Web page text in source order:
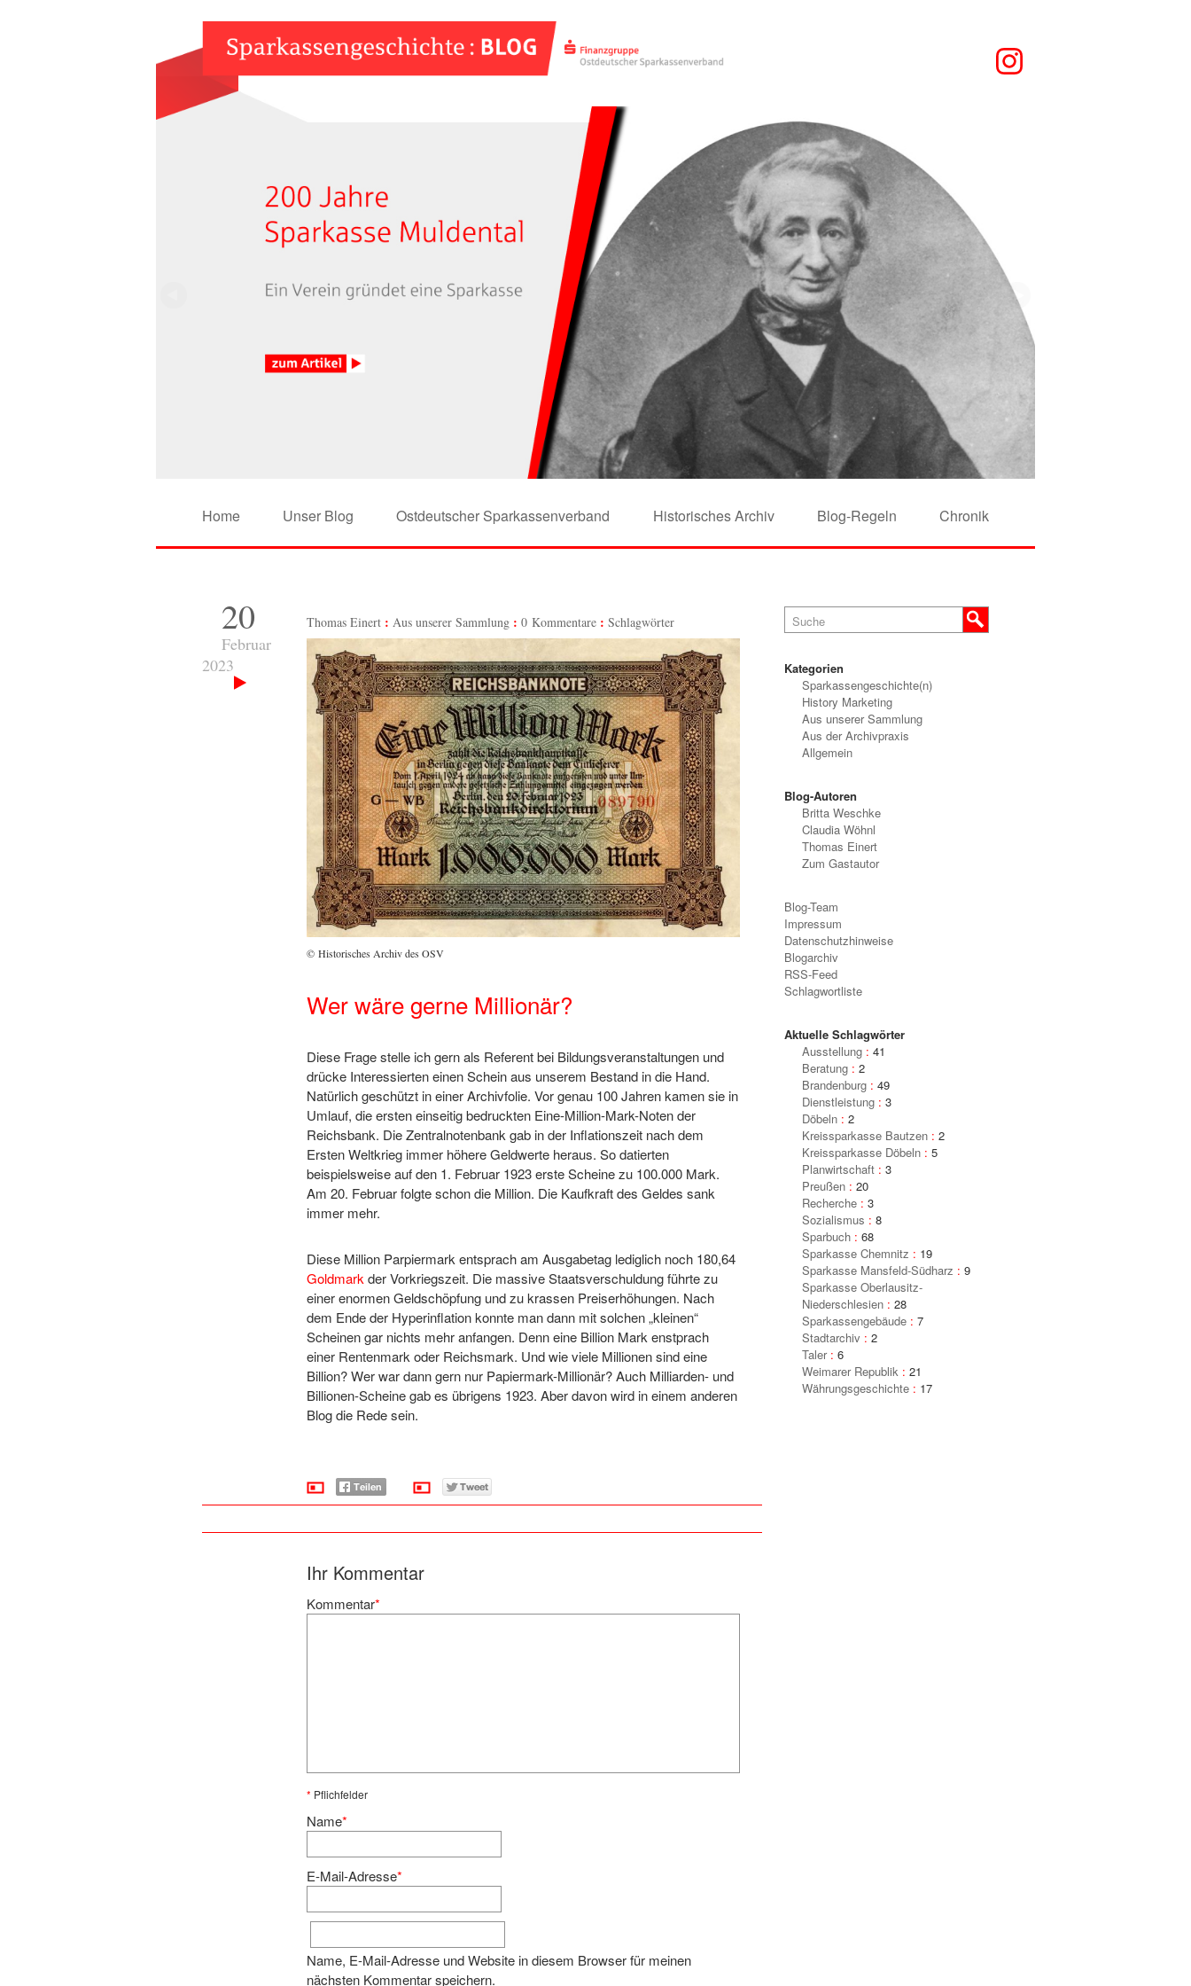
Home Unser Blog Ostdeutscher Sparkassenverband Historisches Archiv Blog-Regeln Chronik
20
Februar
2023
Thomas Einert Aus unserer Sammlung 0 Kommentare Schlagwörter
© Historisches Archiv des OSV
Wer wäre gerne Millionär?
Diese Frage stelle ich gern als Referent bei Bildungsveranstaltungen und
drücke Interessierten einen Schein aus unserem Bestand in die Hand.
Natürlich geschützt in einer Archivfolie. Vor genau 100 Jahren kamen sie in
Umlauf, die ersten einseitig bedruckten Eine-Million-Mark-Noten der
Reichsbank. Die Zentralnotenbank gab in der Inflationszeit nach dem
Ersten Weltkrieg immer höhere Geldwerte heraus. So datierten
beispielsweise auf den 1. Februar 1923 erste Scheine zu 100.000 Mark.
Am 20. Februar folgte schon die Million. Die Kaufkraft des Geldes sank
immer mehr.
Diese Million Parpiermark entsprach am Ausgabetag lediglich noch 180,64
Goldmarkder Vorkriegszeit. Die massive Staatsverschuldung führte zu
einer enormen Geldschöpfung und zu krassen Preiserhöhungen. Nach
dem Ende der Hyperinflation konnte man dann mit solchen „kleinen“
Scheinen gar nichts mehr anfangen. Denn eine Billion Mark enstprach
einer Rentenmark oder Reichsmark. Und wie viele Millionen sind eine
Billion? Wer war dann gern nur Papiermark-Millionär? Auch Milliarden- und
Billionen-Scheine gab es übrigens 1923. Aber davon wird in einem anderen
Blog die Rede sein.
Ihr Kommentar
Kommentar*
* Pflichfelder
Name*
E-Mail-Adresse*
Name, E-Mail-Adresse und Website in diesem Browser für meinen
nächsten Kommentar speichern.
Kategorien
Sparkassengeschichte(n)
History Marketing
Aus unserer Sammlung
Aus der Archivpraxis
Allgemein
Blog-Autoren
Britta Weschke
Claudia Wöhnl
Thomas Einert
Zum Gastautor
Blog-Team
Impressum
Datenschutzhinweise
Blogarchiv
RSS-Feed
Schlagwortliste
Aktuelle Schlagwörter
Ausstellung: 41
Beratung: 2
Brandenburg: 49
Dienstleistung: 3
Döbeln: 2
Kreissparkasse Bautzen: 2
Kreissparkasse Döbeln: 5
Planwirtschaft: 3
Preußen: 20
Recherche: 3
Sozialismus : 8
Sparbuch: 68
Sparkasse Chemnitz : 19
Sparkasse Mansfeld-Südharz : 9
Sparkasse Oberlausitz-
Niederschlesien: 28
Sparkassengebäude: 7
Stadtarchiv : 2
Taler: 6
Weimarer Republik: 21
Währungsgeschichte: 17